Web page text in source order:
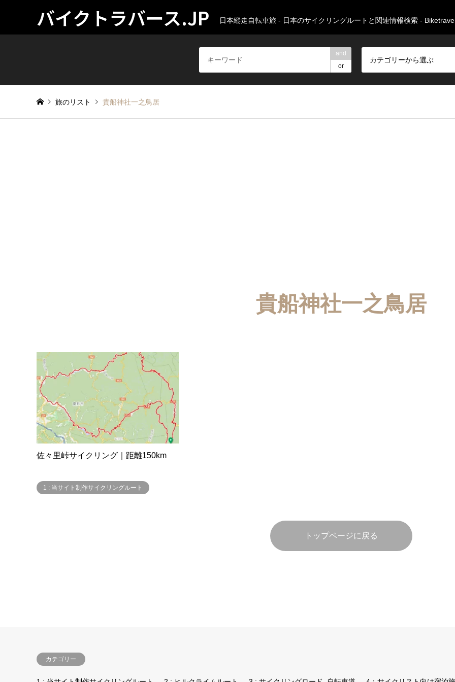
バイクトラバース.JP 日本縦走自転車旅 - 日本のサイクリングルートと関連情報検索 -
and
or
カテゴリーから選ぶ
旅のリスト 貴船神社一之鳥居
貴船神社一之鳥居
佐々里峠サイクリング｜距離150km
1 : 当サイト制作サイクリングルート
トップページに戻る
カテゴリー